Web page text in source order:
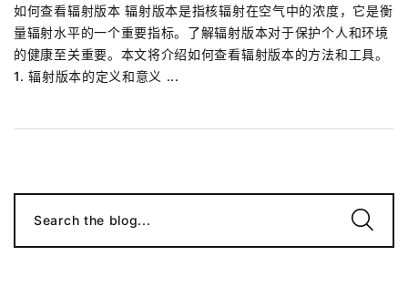
如何查看辐射版本 辐射版本是指核辐射在空气中的浓度，它是衡
量辐射水平的一个重要指标。了解辐射版本对于保护个人和环境
的健康至关重要。本文将介绍如何查看辐射版本的方法和工具。
1. 辐射版本的定义和意义 ...
Search the blog...